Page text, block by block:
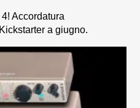
Accordatura
a giugno.